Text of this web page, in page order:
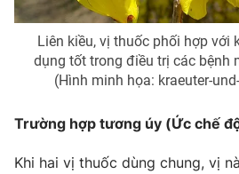
Cơ quan báo chí: Thời báo VTV
Giấy phép hoạt động báo in và báo
Tổng Biên tập:Vũ Thanh Thủy
Nguyễn Trọng Ninh
Liên kiều, vị thuốc phối hợp với
dụng tốt trong điều trị các bệnh
(Hình minh họa: kraeuter-
Trường hợp tương úy (Ức chế
Khi hai vị thuốc dùng chung, vị